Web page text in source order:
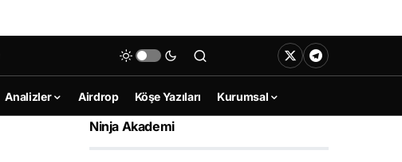
Analizler Airdrop Köşe Yazıları Kurumsal
Ninja Akademi